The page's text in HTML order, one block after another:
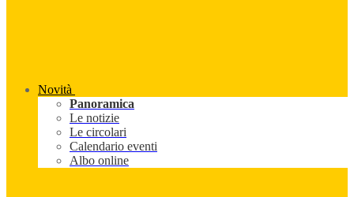
Novità
Panoramica
Le notizie
Le circolari
Calendario eventi
Albo online